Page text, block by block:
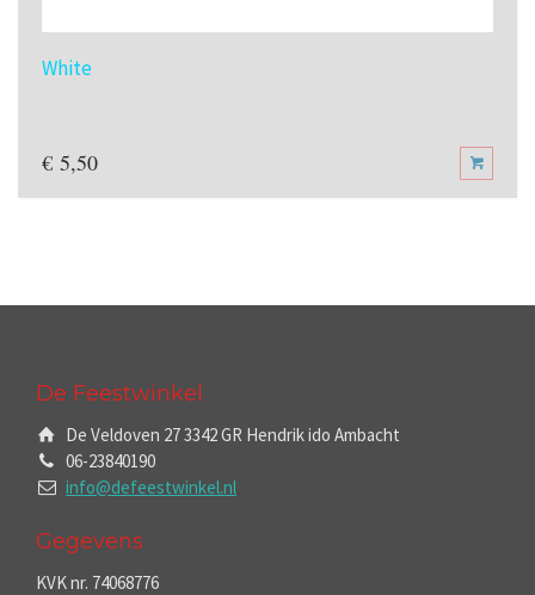
White
€ 5,50
De Feestwinkel
De Veldoven 27 3342 GR Hendrik ido Ambacht
06-23840190
info@defeestwinkel.nl
Gegevens
KVK nr. 74068776